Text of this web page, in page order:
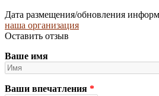
Дата размещения/обновления
наша организация
Оставить отзыв
Ваше имя
Ваши впечатления *